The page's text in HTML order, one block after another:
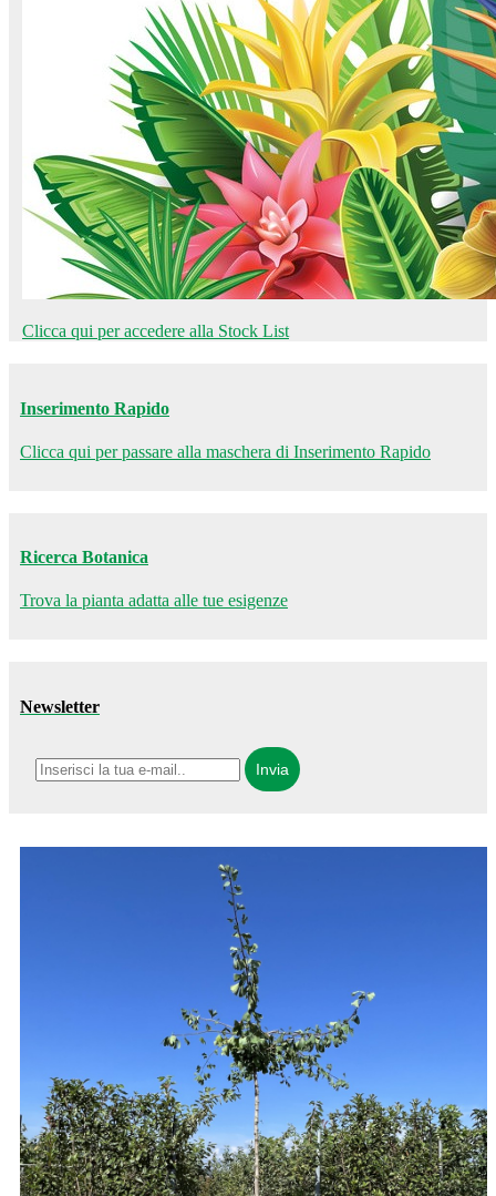
Clicca qui per accedere alla Stock List
Inserimento Rapido
Clicca qui per passare alla maschera di Inserimento Rapido
Ricerca Botanica
Trova la pianta adatta alle tue esigenze
Newsletter